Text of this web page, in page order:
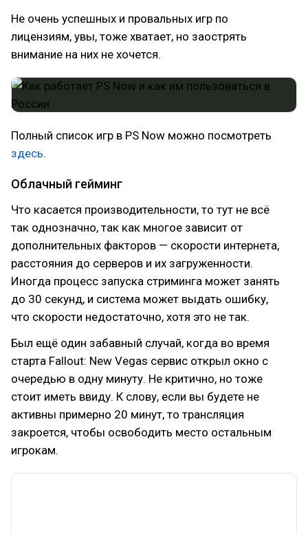
Не очень успешных и провальных игр по
лицензиям, увы, тоже хватает, но заострять
внимание на них не хочется.
Полный список игр в PS Now можно посмотреть
здесь.
Облачный гейминг
Что касается производительности, то тут не всё
так однозначно, так как многое зависит от
дополнительных факторов — скорости интернета,
расстояния до серверов и их загруженности.
Иногда процесс запуска стриминга может занять
до 30 секунд, и система может выдать ошибку,
что скорости недостаточно, хотя это не так.
Был ещё один забавный случай, когда во время
старта Fallout: New Vegas сервис открыл окно с
очередью в одну минуту. Не критично, но тоже
стоит иметь ввиду. К слову, если вы будете не
активны примерно 20 минут, то трансляция
закроется, чтобы освободить место остальным
игрокам.